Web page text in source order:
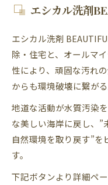
エシカル洗剤
エシカル洗剤
除・住宅と、オールマ
性により、頑固な汚れ
からも環境破壊に繋が
地道な活動が水質汚染
な美しい海岸に戻し、”
自然環境を取り戻す”
す。
下記ボタンより詳細ペ